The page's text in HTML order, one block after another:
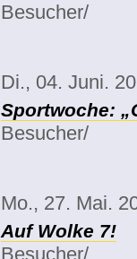
Besucher/
Di., 04. Juni.
Sportwoche:
Besucher/
Mo., 27. Mai.
Auf Wolke 7!
Besucher/